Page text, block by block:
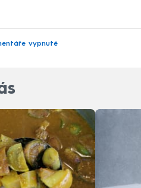
vypnuté